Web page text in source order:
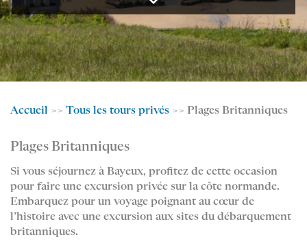
Accueil >> Tous les tours privés >> Plages Britanniques
Plages Britanniques
Si vous séjournez à Bayeux, profitez de cette occasion
pour faire une excursion privée sur la côte normande.
Embarquez pour un voyage poignant au cœur de
l’histoire avec une excursion aux sites du débarquement
britanniques.